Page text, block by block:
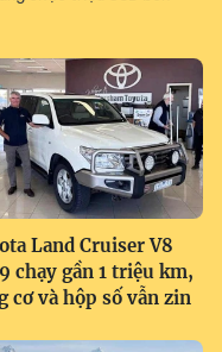
Land Cruiser V8
chạy gần 1 triệu km,
cơ và hộp số vẫn zin